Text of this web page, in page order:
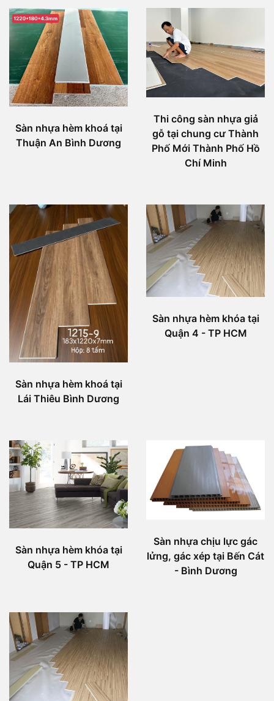
Sàn nhựa hèm khoá tại
Thuận An Bình Dương
Thi công sàn nhựa giả
gỗ tại chung cư Thành
Phố Mới Thành Phố Hồ
Chí Minh
Sàn nhựa hèm khoá tại
Lái Thiêu Bình Dương
Sàn nhựa hèm khóa tại
Quận 4 - TP HCM
Sàn nhựa hèm khóa tại
Quận 5 - TP HCM
Sàn nhựa chịu lực gác
lửng, gác xép tại Bến Cát
- Bình Dương